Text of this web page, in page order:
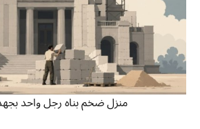
منزل ضخم بناه رجل واحد